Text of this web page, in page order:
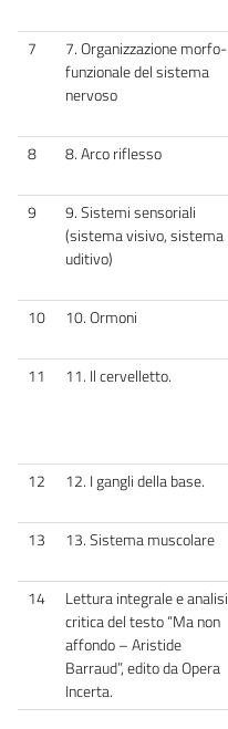
7
7. Organizzazione morfo-
funzionale del sistema
nervoso
8
8. Arco riflesso
9
9. Sistemi sensoriali
(sistema visivo, sistema
uditivo)
10
10. Ormoni
11
11. Il cervelletto.
12
12. I gangli della base.
13
13. Sistema muscolare
14
Lettura integrale e analisi
critica del testo “Ma non
affondo – Aristide
Barraud”, edito da Opera
Incerta.